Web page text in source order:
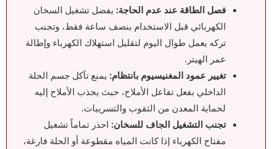
فصل الطاقة عند عدم الحاجة: يفضل تشغيل السخان
الكهربائي قبل الاستخدام بنصف ساعة فقط، وتجنب
تركه يعمل طوال اليوم لتقليل استهلاك الكهرباء وإطالة
عمر الهيتر.
تغيير عمود المغنيسيوم بانتظام: يمنع تآكل جسم الحلة
الداخلي بفعل تفاعل الأملاح، حيث يجذب الأملاح إليه
لحماية المعدن من الثقوب والتسريبات.
تجنب التشغيل الجاف للسخان: احذر تماماً تشغيل
مفتاح الكهرباء إذا كانت المياه مقطوعة أو الحلة فارغة،